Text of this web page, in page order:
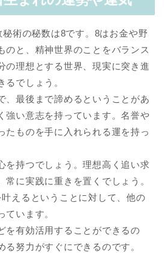
術の秘数は8です。8はお金や野
のと、精神世界のことをバランス
の理想とする世界、現実に突き進
るでしょう。
、最後まで諦めるということがあ
強い意志を持っています。名誉や
たものを手に入れられる運を持っ
を持つでしょう。理想高く追い求
常に実践に重きを置くでしょう。
えるということに対して、他の
ています。
を有効活用することができるの
る努力がすぐにできるのです。